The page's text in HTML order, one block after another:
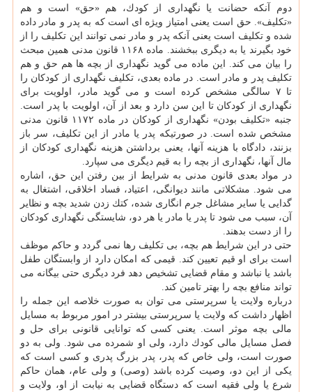
دوم آنكه حضانت یا نگهداری از كودك، هم «حق» است و هم
«تكلیف». حق است یعنی امتیاز ویژه ای است كه به پدر و مادر داده
شده و تكلیف است یعنی آنكه پدر و مادر نمی توانند این تكلیف را از
خود بگیرند یا به دیگری ببخشند. ماده ۱۱۶۸ قانون مدنی همین مبحث
را بیان می كند. این ماده می گوید نگهداری از بچه ها هم حق و هم
تكلیف پدر و مادر است. در ماده بعدی، تكلیف نگهداری از كودكان را
تا ۷ سالگی مشخص كرده است و می گوید مادر، اولویت برای
نگهداری از كودكان تا این سن دارد و بعد از آن، اولویت با پدر است.
جنبه «تكلیف بودن» نگهداری از كودكان در ماده ۱۱۷۲ قانون مدنی
مشخص شده است. در صورتیكه پدر یا مادر از این تكلیف، سر باز
بزنند، دادگاه با هزینه آنها، یعنی برداشتن هزینه نگهداری كودكان از
مال آنها، نگهداری از بچه را به قیم دیگری می سپارد.
در مواد بعدی قانون مدنی به شرایط از بین رفتن این حق، اشاره
می شود. مشكلاتی مانند دیوانگی، اعتیاد، فساد اخلاقی، اشتغال به
گدایی یا سایر مشاغل جرم انگاری شده، كتك زدن شدید بچه و نظایر
آن، سبب می شود تا پدر یا مادر یا هر دو، شایستگی نگهداری كودكان
را از دست بدهند.
حتی در این شرایط هم بچه، بی تكلیف رها نمی گردد و حاكم موظف
است برای او قیم تعیین كند. قیمی كه امكان دارد از وابستگان طفل
باشد یا نباشد و مقام قضایی تشخیص دهد فرد دیگری حتی بیگانه می
تواند منافع بچه را بهتر تامین كند.
درباره ولایت یا سرپرستی می توان به صورت خلاصه این جمله را
اظهار داشت كه ولایت یا سرپرستی بیشتر در امور مربوط به مسایل
مالی بچه موثر است. یعنی كسی كه توانایی قانونی برای حل و
فصل مسایل مالی كودك دارد، ولی او شمرده می شود. ولی به دو
صورت است، ولی خاص كه پدر، پدر بزرگ پدری و كسی است كه
یكی از این دو، وصیت كرده باشد (وصی) و ولی عام، همان حاكم
شرع یا ولی فقیه است كه دستگاه قضایی به نیابت از او، ولایت و